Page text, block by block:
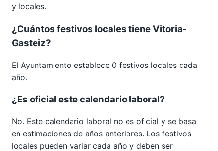
y locales.
¿Cuántos festivos locales tiene Vitoria-
Gasteiz?
El Ayuntamiento establece 0 festivos locales cada
año.
¿Es oficial este calendario laboral?
No. Este calendario laboral no es oficial y se basa
en estimaciones de años anteriores. Los festivos
locales pueden variar cada año y deben ser